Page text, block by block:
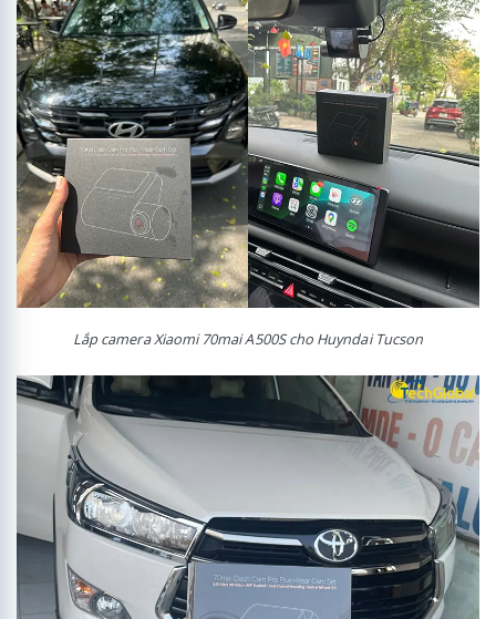
Lắp camera Xiaomi 70mai A500S cho Huyndai Tucson